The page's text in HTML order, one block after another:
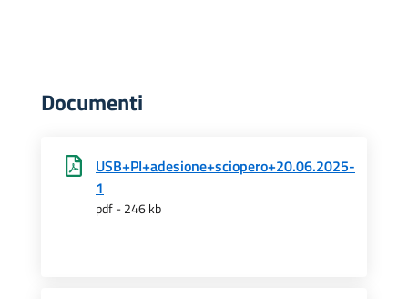
Documenti
USB+PI+adesione+sciopero+20.06.2025-
1
pdf - 246 kb